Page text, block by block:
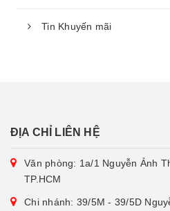
Tin Khuyến mãi
ĐỊA CHỈ LIÊN HỆ
Văn phòng: 1a/1 Nguyễn Ảnh
TP.HCM
Chi nhánh: 39/5M - 39/5D